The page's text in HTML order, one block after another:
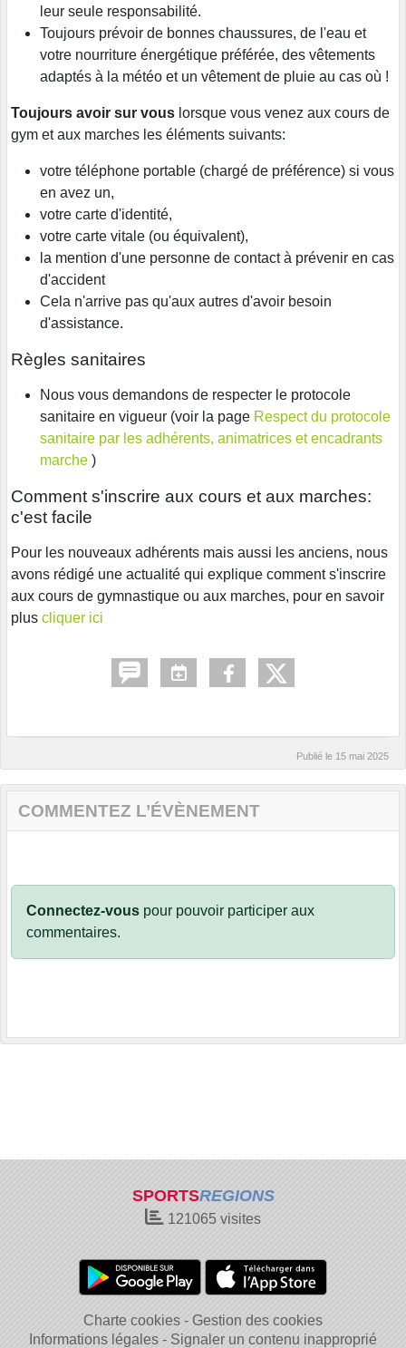
leur seule responsabilité.
Toujours prévoir de bonnes chaussures, de l'eau et
votre nourriture énergétique préférée, des vêtements
adaptés à la météo et un vêtement de pluie au cas où !
Toujours avoir sur vous lorsque vous venez aux cours de
gym et aux marches les éléments suivants:
votre téléphone portable (chargé de préférence) si vous
en avez un,
votre carte d'identité,
votre carte vitale (ou équivalent),
la mention d'une personne de contact à prévenir en cas
d'accident
Cela n'arrive pas qu'aux autres d'avoir besoin
d'assistance.
Règles sanitaires
Nous vous demandons de respecter le protocole
sanitaire en vigueur (voir la page Respect du protocole
sanitaire par les adhérents, animatrices et encadrants
marche )
Comment s'inscrire aux cours et aux marches:
c'est facile
Pour les nouveaux adhérents mais aussi les anciens, nous
avons rédigé une actualité qui explique comment s'inscrire
aux cours de gymnastique ou aux marches, pour en savoir
plus cliquer ici
Publié le 15 mai 2025
COMMENTEZ L’ÉVÈNEMENT
Connectez-vous pour pouvoir participer aux
commentaires.
SPORTSREGIONS
121065 visites
Charte cookies
Gestion des cookies
Informations légales
Signaler un contenu inapproprié